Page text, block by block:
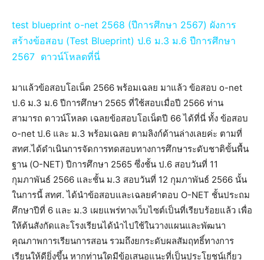
test blueprint o-net 2568 (ปีการศึกษา 2567) ผังการ
สร้างข้อสอบ (Test Blueprint) ป.6 ม.3 ม.6 ปีการศึกษา
2567 ดาวน์โหลดที่นี่
มาแล้วข้อสอบโอเน็ต 2566 พร้อมเฉลย มาแล้ว ข้อสอบ o-net
ป.6 ม.3 ม.6 ปีการศึกษา 2565 ที่ใช้สอบเมื่อปี 2566 ท่าน
สามารถ ดาวน์โหลด เฉลยข้อสอบโอเน็ตปี 66 ได้ที่นี่ ทั้ง ข้อสอบ
o-net ป.6 และ ม.3 พร้อมเฉลย ตามลิงก์ด้านล่างเลยค่ะ ตามที่
สทศ.ได้ดำเนินการจัดการทดสอบทางการศึกษาระดับชาติขั้นพื้น
ฐาน (O-NET) ปีการศึกษา 2565 ซึ่งชั้น ป.6 สอบวันที่ 11
กุมภาพันธ์ 2566 และชั้น ม.3 สอบวันที่ 12 กุมภาพันธ์ 2566 นั้น
ในการนี้ สทศ. ได้นำข้อสอบและเฉลยคำตอบ O-NET ชั้นประถม
ศึกษาปีที่ 6 และ ม.3 เผยแพร่ทางเว็บไซต์เป็นที่เรียบร้อยแล้ว เพื่อ
ให้ต้นสังกัดและโรงเรียนได้นำไปใช้ในวางแผนและพัฒนา
คุณภาพการเรียนการสอน รวมถึงยกระดับผลสัมฤทธิ์ทางการ
เรียนให้ดียิ่งขึ้น หากท่านใดมีข้อเสนอแนะที่เป็นประโยชน์เกี่ยว